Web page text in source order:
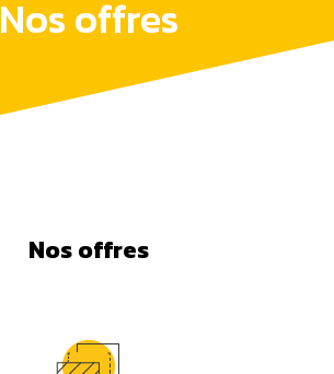
Nos offres
Nos offres